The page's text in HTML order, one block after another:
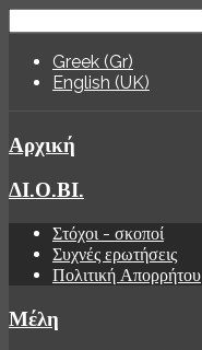
Greek (Gr)
English (UK)
Αρχική
ΔΙ.Ο.ΒΙ.
Στόχοι - σκοποί
Συχνές ερωτήσεις
Πολιτική Απορρήτου
Μέλη